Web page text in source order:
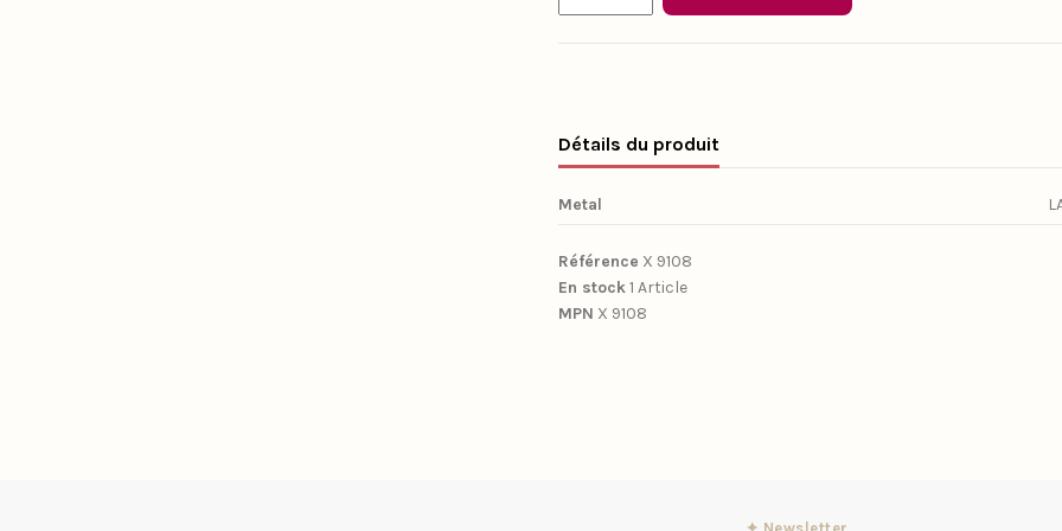
Détails du produit
Metal
Référence X 9108
En stock1 Article
MPN X 9108